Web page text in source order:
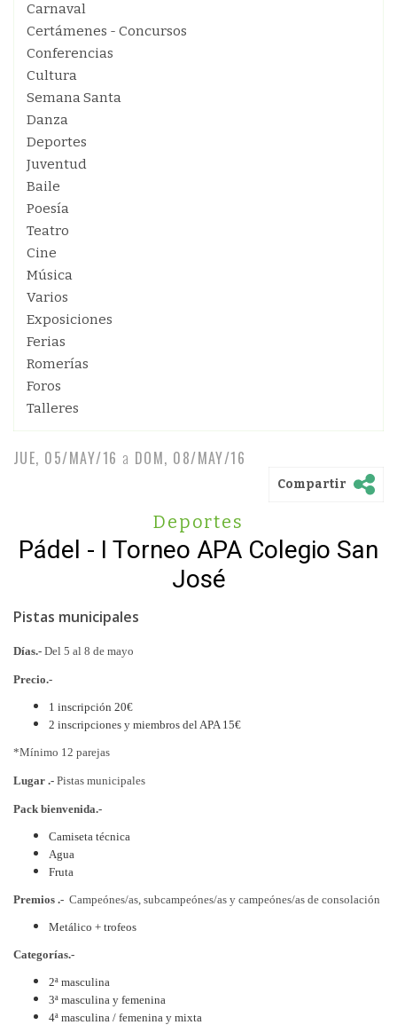
Carnaval
Certámenes - Concursos
Conferencias
Cultura
Semana Santa
Danza
Deportes
Juventud
Baile
Poesía
Teatro
Cine
Música
Varios
Exposiciones
Ferias
Romerías
Foros
Talleres
JUE, 05/MAY/16 a DOM, 08/MAY/16
Compartir
Deportes
Pádel - I Torneo APA Colegio San
José
Pistas municipales
Días.- Del 5 al 8 de mayo
Precio.-
1 inscripción 20€
2 inscripciones y miembros del APA 15€
*Mínimo 12 parejas
Lugar .- Pistas municipales
Pack bienvenida.-
Camiseta técnica
Agua
Fruta
Premios .- Campeónes/as, subcampeónes/as y campeónes/as de consolación
Metálico + trofeos
Categorías.-
2ª masculina
3ª masculina y femenina
4ª masculina / femenina y mixta